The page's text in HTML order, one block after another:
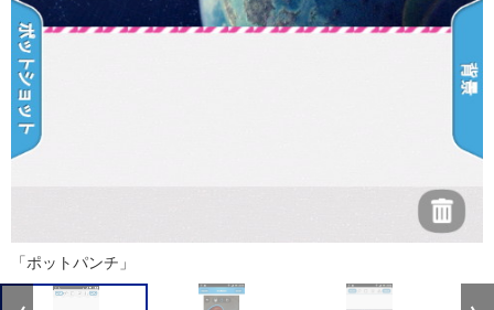
「ポットパンチ」